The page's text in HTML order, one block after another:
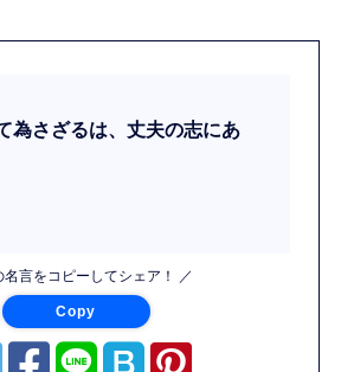
為さざるは、丈夫の志にあ
名言をコピーしてシェア！ ／
Copy